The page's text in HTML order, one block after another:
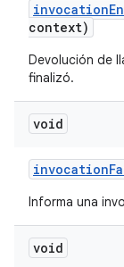
invocation
context)
Devolución de
finalizó.
void
invocation
Informa una
void